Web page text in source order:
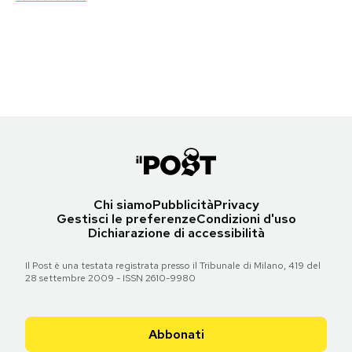
Chi siamoPubblicitàPrivacy
Gestisci le preferenzeCondizioni d'uso
Dichiarazione di accessibilità
Il Post è una testata registrata presso il Tribunale di Milano, 419 del
28 settembre 2009 - ISSN 2610-9980
Abbonati